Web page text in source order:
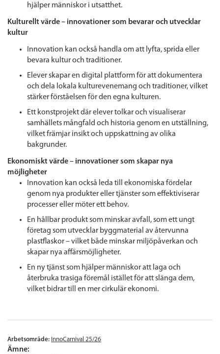
hjälper människor i utsatthet.
Kulturellt värde – innovationer som bevarar och utvecklar
kultur
Innovation kan också handla om att lyfta, sprida eller
bevara kultur och traditioner.
Elever skapar en digital plattform för att dokumentera
och dela lokala kulturevenemang och traditioner, vilket
stärker förståelsen för den egna kulturen.
Ett konstprojekt där elever tolkar och visualiserar
samhällets mångfald och historia genom en utställning,
vilket främjar insikt och uppskattning av olika
bakgrunder.
Ekonomiskt värde – innovationer som skapar nya
möjligheter
Innovation kan också leda till ekonomiska fördelar
genom nya produkter eller tjänster som effektiviserar
processer eller möter ett behov.
En hållbar produkt som minskar avfall, som ett ungt
företag som utvecklar byggmaterial av återvunna
plastflaskor – vilket både minskar miljöpåverkan och
skapar nya affärsmöjligheter.
En ny tjänst som hjälper människor att laga och
återbruka trasiga föremål istället för att slänga dem,
vilket bidrar till en mer cirkulär ekonomi.
Arbetsområde: InnoCarnival 25/26
Ämne: